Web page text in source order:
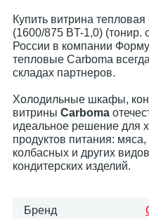
Купить витрина
(1600/875 BT-1,0) (тонир.
России в компании
тепловые Carboma
складах партнеров.
Холодильные шкафы,
витрины Carboma
идеальное решение для
продуктов питания:
колбасных и других
кондитерских изделий.
Бренд